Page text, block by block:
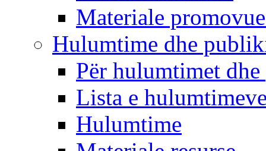
Materiale
Hulumtime dhe
Për hulumtimet
Lista e
Hulumtime